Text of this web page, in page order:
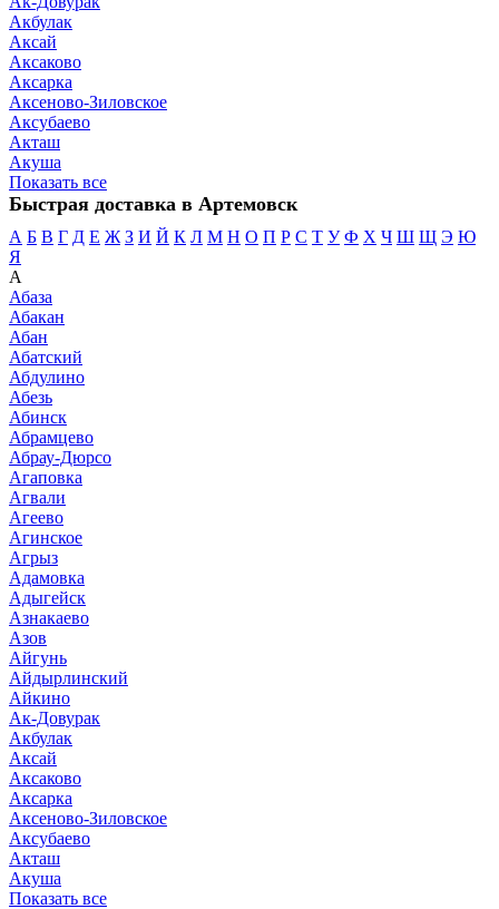
Акбулак
Аксай
Аксаково
Аксарка
Аксеново-Зиловское
Аксубаево
Акташ
Акуша
Показать все
Быстрая доставка в Артемовск
А Б В Г Д Е Ж З И Й К Л М Н О П Р С Т У Ф Х Ч Ш Щ Э Ю
Я
А
Абаза
Абакан
Абан
Абатский
Абдулино
Абезь
Абинск
Абрамцево
Абрау-Дюрсо
Агаповка
Агвали
Агеево
Агинское
Агрыз
Адамовка
Адыгейск
Азнакаево
Азов
Айгунь
Айдырлинский
Айкино
Ак-Довурак
Акбулак
Аксай
Аксаково
Аксарка
Аксеново-Зиловское
Аксубаево
Акташ
Акуша
Показать все